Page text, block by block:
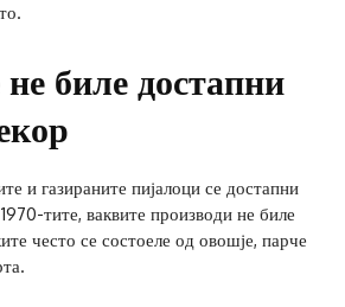
биле достапни
и газираните пијалоци се достапни
тите, ваквите производи не биле
често се состоеле од овошје, парче